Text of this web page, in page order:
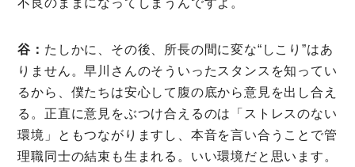
谷： たしかに、その後、所長の間に変な“しこり”はあ
りません。早川さんのそういったスタンスを知ってい
るから、僕たちは安心して腹の底から意見を出し合え
る。正直に意見をぶつけ合えるのは「ストレスのない
環境」ともつながりますし、本音を言い合うことで管
理職同士の結束も生まれる。いい環境だと思います。